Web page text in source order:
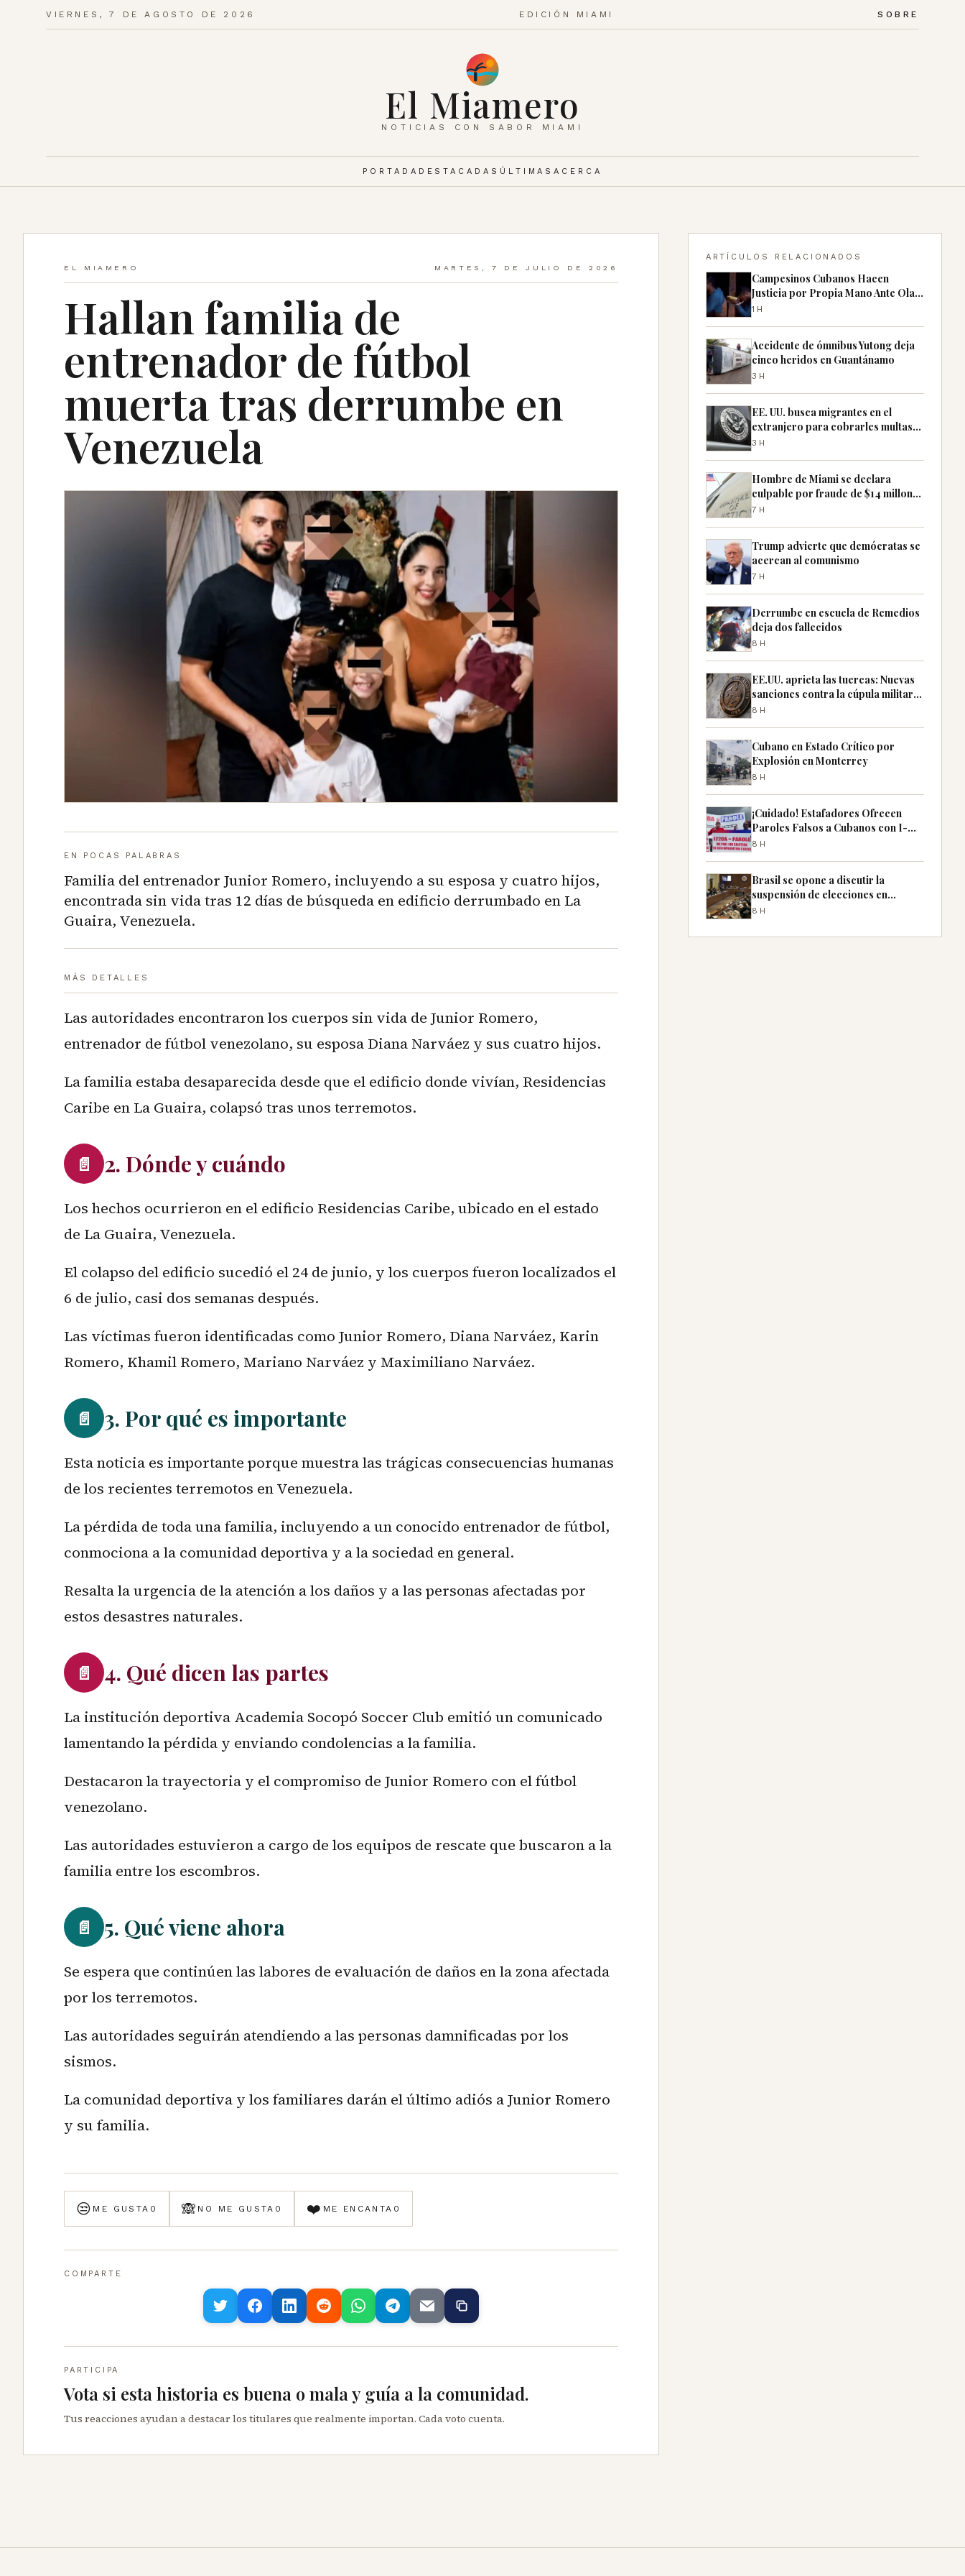
VIERNES, 7 DE AGOSTO DE 2026 EDICIÓN MIAMI SOBRE
El Miamero
NOTICIAS CON SABOR MIAMI
PORTADA DESTACADAS ÚLTIMASACERCA
EL MIAMERO MARTES, 7 DE JULIO DE 2026
Hallan familia de
entrenador de fútbol
muerta tras derrumbe en
Venezuela
EN POCAS PALABRAS
Familia del entrenador Junior Romero, incluyendo a su esposa y cuatro hijos,
encontrada sin vida tras 12 días de búsqueda en edificio derrumbado en La
Guaira, Venezuela.
MÁS DETALLES
Las autoridades encontraron los cuerpos sin vida de Junior Romero,
entrenador de fútbol venezolano, su esposa Diana Narváez y sus cuatro hijos.
La familia estaba desaparecida desde que el edificio donde vivían, Residencias
Caribe en La Guaira, colapsó tras unos terremotos.
📄 2. Dónde y cuándo
Los hechos ocurrieron en el edificio Residencias Caribe, ubicado en el estado
de La Guaira, Venezuela.
El colapso del edificio sucedió el 24 de junio, y los cuerpos fueron localizados el
6 de julio, casi dos semanas después.
Las víctimas fueron identificadas como Junior Romero, Diana Narváez, Karin
Romero, Khamil Romero, Mariano Narváez y Maximiliano Narváez.
📄 3. Por qué es importante
Esta noticia es importante porque muestra las trágicas consecuencias humanas
de los recientes terremotos en Venezuela.
La pérdida de toda una familia, incluyendo a un conocido entrenador de fútbol,
conmociona a la comunidad deportiva y a la sociedad en general.
Resalta la urgencia de la atención a los daños y a las personas afectadas por
estos desastres naturales.
📄 4. Qué dicen las partes
La institución deportiva Academia Socopó Soccer Club emitió un comunicado
lamentando la pérdida y enviando condolencias a la familia.
Destacaron la trayectoria y el compromiso de Junior Romero con el fútbol
venezolano.
Las autoridades estuvieron a cargo de los equipos de rescate que buscaron a la
familia entre los escombros.
📄 5. Qué viene ahora
Se espera que continúen las labores de evaluación de daños en la zona afectada
por los terremotos.
Las autoridades seguirán atendiendo a las personas damnificadas por los
sismos.
La comunidad deportiva y los familiares darán el último adiós a Junior Romero
y su familia.
😒 ME GUSTA 0 🙈 NO ME GUSTA 0 ❤️ ME ENCANTA 0
COMPARTE
PARTICIPA
Vota si esta historia es buena o mala y guía a la comunidad.
Tus reacciones ayudan a destacar los titulares que realmente importan. Cada voto cuenta.
ARTÍCULOS RELACIONADOS
Campesinos Cubanos Hacen
Justicia por Propia Mano Ante Ola
de Robos
1H
Accidente de ómnibus Yutong deja
cinco heridos en Guantánamo
3H
EE. UU. busca migrantes en el
extranjero para cobrarles multas
pendientes
3H
Hombre de Miami se declara
culpable por fraude de $14 millones
con cheques falsos
7H
Trump advierte que demócratas se
acercan al comunismo
7H
Derrumbe en escuela de Remedios
deja dos fallecidos
8H
EE.UU. aprieta las tuercas: Nuevas
sanciones contra la cúpula militar
de Cuba
8H
Cubano en Estado Crítico por
Explosión en Monterrey
8H
¡Cuidado! Estafadores Ofrecen
Paroles Falsos a Cubanos con I-
220A
8H
Brasil se opone a discutir la
suspensión de elecciones en
Nicaragua en la OEA
8H